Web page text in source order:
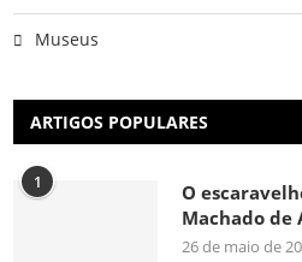
Museus
ARTIGOS POPULARES
1
O
Machado de
26 de maio de